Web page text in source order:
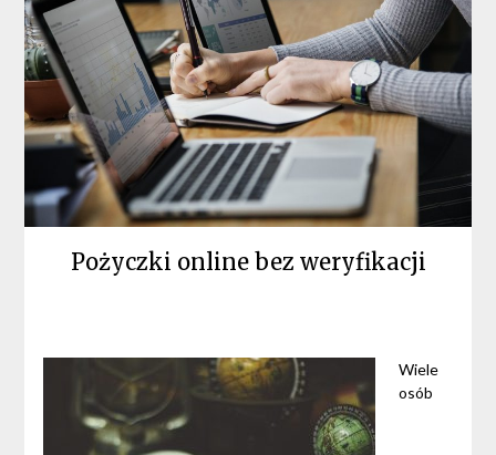
Pożyczki online bez weryfikacji
Wiele
osób